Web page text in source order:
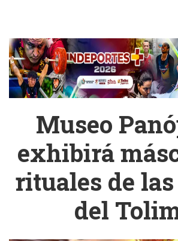
Museo
exhibirá
rituales de
del